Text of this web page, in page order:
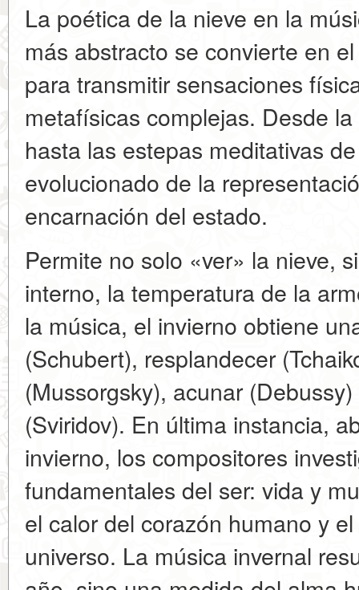
La poética de la nieve en la
más abstracto se convierte en
para transmitir sensaciones
metafísicas complejas. Desde
hasta las estepas meditativas
evolucionado de la
encarnación del estado.
Permite no solo «ver» la nieve,
interno, la temperatura de la
la música, el invierno obtiene
(Schubert), resplandecer
(Mussorgsky), acunar
(Sviridov). En última instancia,
invierno, los compositores
fundamentales del ser: vida y
el calor del corazón humano y
universo. La música invernal